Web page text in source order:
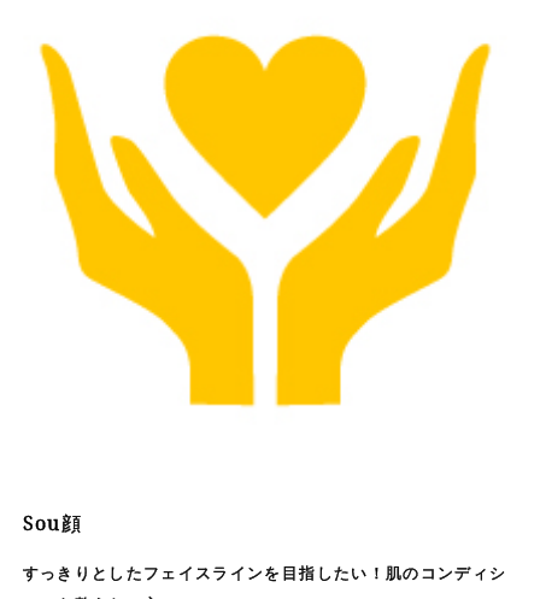
Sou顔
すっきりとしたフェイスラインを目指したい！肌のコンディシ